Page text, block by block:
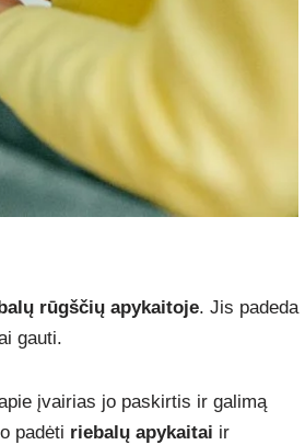
rūgščių apykaitoje. Jis padeda
gauti.
įvairias jo paskirtis ir galimą
padėti riebalų apykaitai ir